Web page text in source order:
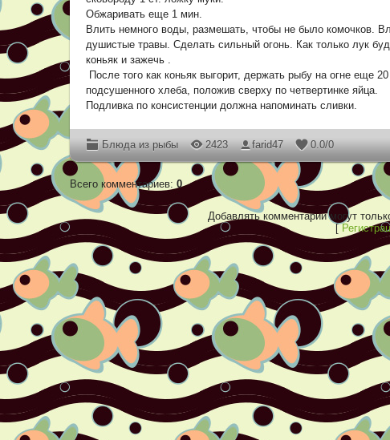
Обжаривать еще 1 мин.
Влить немного воды, размешать, чтобы не было комочков.
душистые травы. Сделать сильный огонь. Как только лук
коньяк и зажечь .
После того как коньяк выгорит, держать рыбу на огне еще
подсушенного хлеба, положив сверху по четвертинке яйца.
Подливка по консистенции должна напоминать сливки.
Блюда из рыбы 2423 farid47 0.0/0
Всего комментариев: 0
Добавлять комментарии могут
[